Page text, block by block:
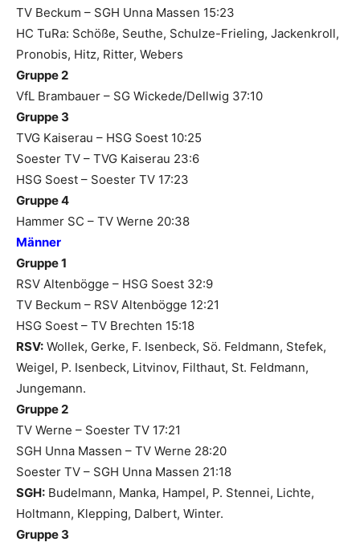
TV Beckum – SGH Unna Massen 15:23
HC TuRa: Schöße, Seuthe, Schulze-Frieling, Jackenkroll,
Pronobis, Hitz, Ritter, Webers
Gruppe 2
VfL Brambauer – SG Wickede/Dellwig 37:10
Gruppe 3
TVG Kaiserau – HSG Soest 10:25
Soester TV – TVG Kaiserau 23:6
HSG Soest – Soester TV 17:23
Gruppe 4
Hammer SC – TV Werne 20:38
Männer
Gruppe 1
RSV Altenbögge – HSG Soest 32:9
TV Beckum – RSV Altenbögge 12:21
HSG Soest – TV Brechten 15:18
RSV: Wollek, Gerke, F. Isenbeck, Sö. Feldmann, Stefek,
Weigel, P. Isenbeck, Litvinov, Filthaut, St. Feldmann,
Jungemann.
Gruppe 2
TV Werne – Soester TV 17:21
SGH Unna Massen – TV Werne 28:20
Soester TV – SGH Unna Massen 21:18
SGH: Budelmann, Manka, Hampel, P. Stennei, Lichte,
Holtmann, Klepping, Dalbert, Winter.
Gruppe 3